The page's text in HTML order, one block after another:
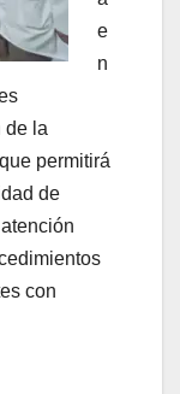
e
n
de la
permitirá
de
con